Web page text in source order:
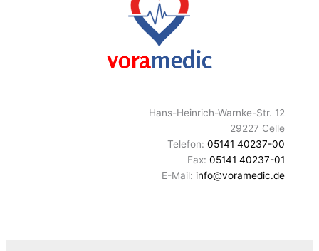
Hans-Heinrich-Warnke-Str. 12
29227 Celle
Telefon: 05141 40237-00
Fax: 05141 40237-01
E-Mail: info@voramedic.de